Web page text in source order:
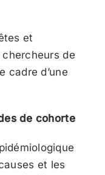
et
chercheurs de
cadre d’une
de cohorte
et les